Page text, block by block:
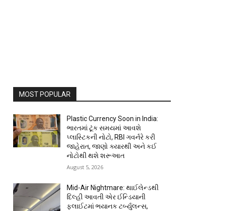
MOST POPULAR
Plastic Currency Soon in India:
ભારતમાં ટૂંક સમયમાં આવશે
પ્લાસ્ટિકની નોટો, RBI ગવર્નરે કરી
જાહેરાત, જાણો ક્યારથી અને કઈ
નોટોથી થશે શરૂઆત
August 5, 2026
Mid-Air Nightmare: થાઈલેન્ડથી
દિલ્હી આવતી એર ઈન્ડિયાની
ફ્લાઈટમાં ભયાનક ટર્બ્યુલન્સ,